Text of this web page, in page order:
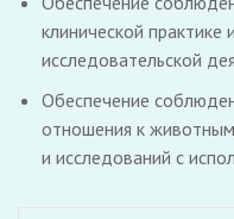
клинической
исследовательской
Обеспечение
отношения к
и исследований с